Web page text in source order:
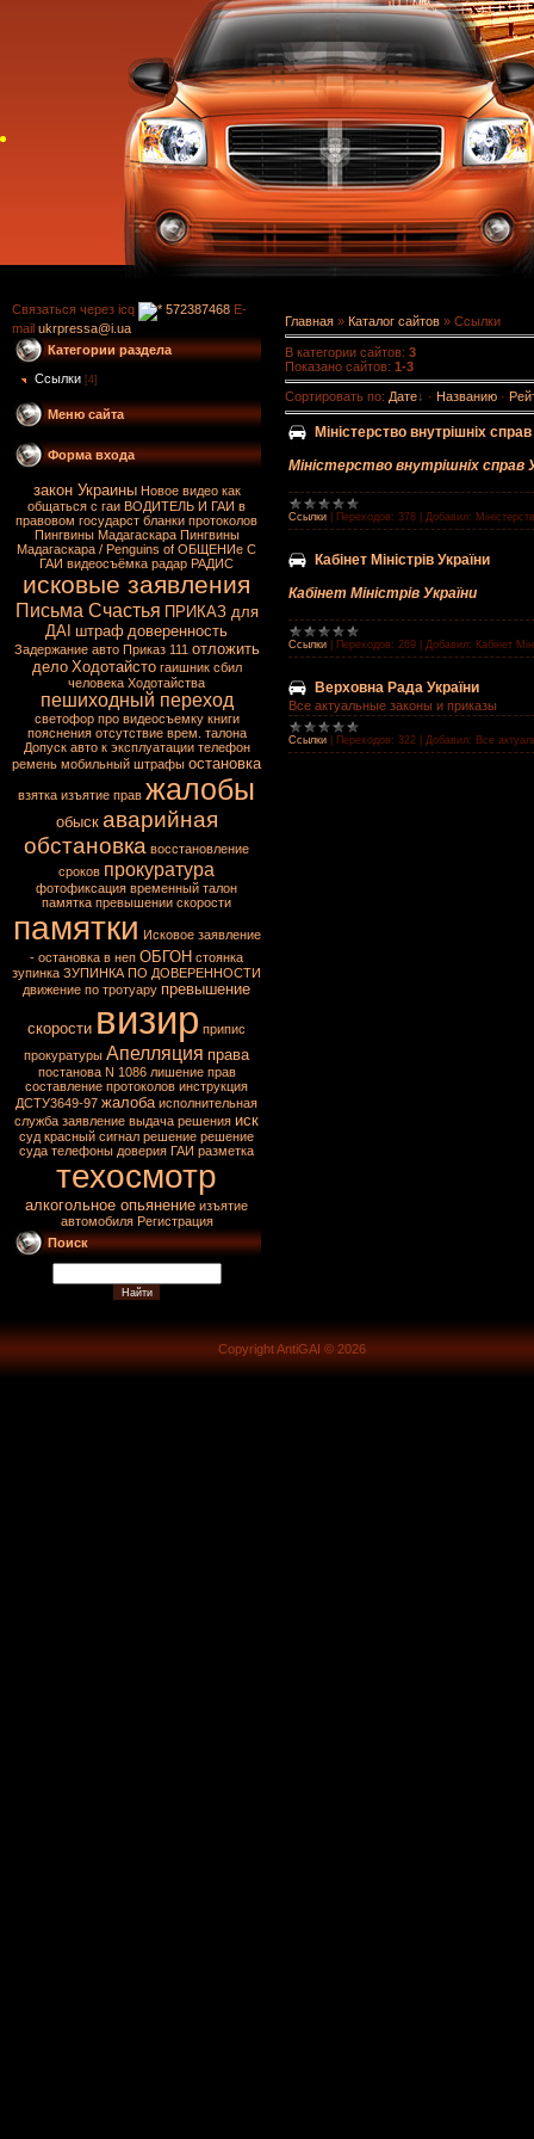
Связаться через icq 572387468 E-
mail ukrpressa@i.ua
Категории раздела
Ссылки [4]
Меню сайта
Форма входа
закон Украины Новое видео как
общаться с гаи ВОДИТЕЛЬ И ГАИ в
правовом государст бланки протоколов
Пингвины Мадагаскара Пингвины
Мадагаскара / Penguins of ОБЩЕНИе С
ГАИ видеосъёмка радар РАДИС
исковые заявления
Письма Счастья ПРИКАЗ для
ДАІ штраф доверенность
Задержание авто Приказ 111 отложить
дело Ходотайсто гаишник сбил
человека Ходотайства
пешиходный переход
светофор про видеосъемку книги
пояснения отсутствие врем. талона
Допуск авто к эксплуатации телефон
ремень мобильный штрафы остановка
взятка изъятие прав жалобы
обыск аварийная
обстановка восстановление
сроков прокуратура
фотофиксация временный талон
памятка превышении скорости
памятки Исковое заявление
- остановка в неп ОБГОН стоянка
зупинка ЗУПИНКА ПО ДОВЕРЕННОСТИ
движение по тротуару превышение
скорости визир припис
прокуратуры Апелляция права
постанова N 1086 лишение прав
составление протоколов инструкция
ДСТУ3649-97 жалоба исполнительная
служба заявление выдача решения иск
суд красный сигнал решение решение
суда телефоны доверия ГАИ разметка
техосмотр
алкогольное опьянение изъятие
автомобиля Регистрация
Поиск
Главная » Каталог сайтов » Ссылки
В категории сайтов: 3
Показано сайтов: 1-3
Сортировать по: Дате · Названию ·
Мiнiстерство внутрiшнiх справ
Мiнiстерство внутрiшнiх справ
Ссылки Переходов: 378 Добавил:
Кабінет Міністрів України
Кабінет Міністрів України
Ссылки Переходов: 269 Добавил: Кабінет
Верховна Рада України
Все актуальные законы и приказы
Ссылки Переходов: 322 Добавил: Все
Copyright AntiGAI © 2026